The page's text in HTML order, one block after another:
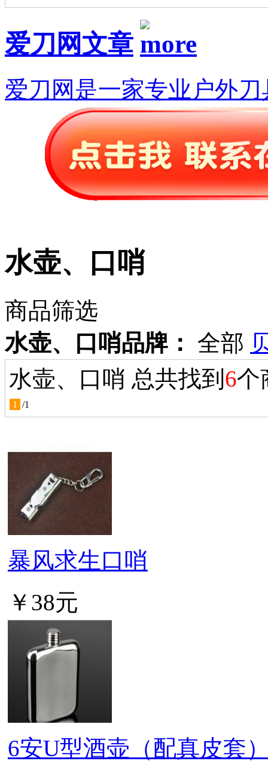
爱刀网文章
爱刀网是一家专业户外
水壶、口哨
商品筛选
水壶、口哨品牌：
全部
水壶、口哨 总共找到6个
1 /1
暴风求生口哨
￥38元
6安U型酒壶（配真皮套